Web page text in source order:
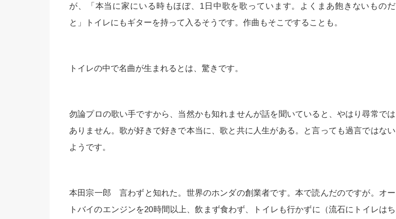
が、「本当に家にいる時もほぼ、1日中歌を歌っています。よくまあ飽きないものだ
と」トイレにもギターを持って入るそうです。作曲もそこですることも。
トイレの中で名曲が生まれるとは、驚きです。
勿論プロの歌い手ですから、当然かも知れませんが話を聞いていると、やはり尋常では
ありません。歌が好きで好きで本当に、歌と共に人生がある。と言っても過言ではない
ようです。
本田宗一郎 言わずと知れた。世界のホンダの創業者です。本で読んだのですが。オー
トバイのエンジンを20時間以上、飲まず食わず、トイレも行かずに（流石にトイレはち